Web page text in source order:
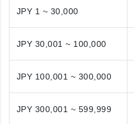
JPY 1 ~ 30,000
JPY 30,001 ~ 100,000
JPY 100,001 ~ 300,000
JPY 300,001 ~ 599,999